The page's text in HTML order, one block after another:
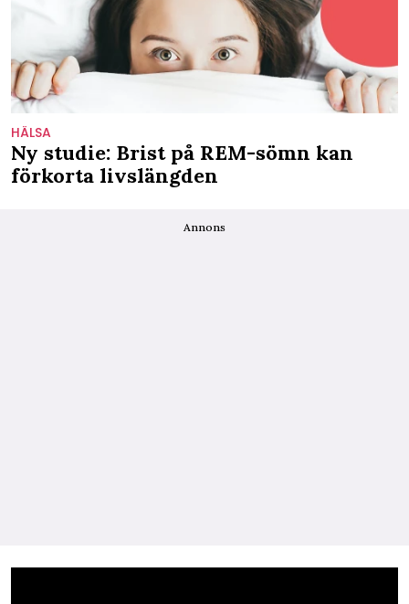
HÄLSA
Ny studie: Brist på REM-sömn kan
förkorta livslängden
Annons